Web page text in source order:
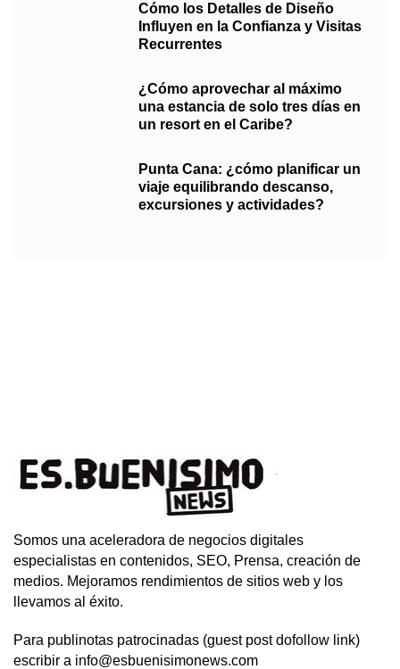
Cómo los Detalles de Diseño
Influyen en la Confianza y Visitas
Recurrentes
¿Cómo aprovechar al máximo
una estancia de solo tres días en
un resort en el Caribe?
Punta Cana: ¿cómo planificar un
viaje equilibrando descanso,
excursiones y actividades?
Somos una aceleradora de negocios digitales
especialistas en contenidos, SEO, Prensa, creación de
medios. Mejoramos rendimientos de sitios web y los
llevamos al éxito.
Para publinotas patrocinadas (guest post dofollow link)
escribir a info@esbuenisimonews.com